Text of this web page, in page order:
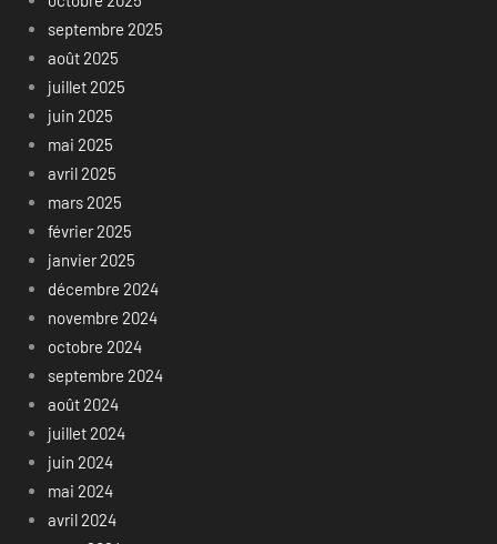
septembre 2025
août 2025
juillet 2025
juin 2025
mai 2025
avril 2025
mars 2025
février 2025
janvier 2025
décembre 2024
novembre 2024
octobre 2024
septembre 2024
août 2024
juillet 2024
juin 2024
mai 2024
avril 2024